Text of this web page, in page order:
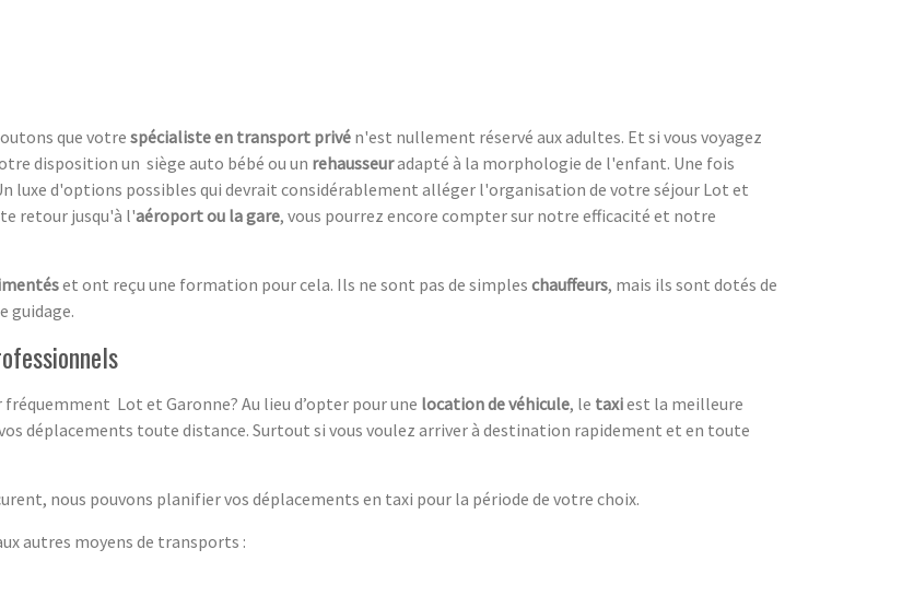
que votre spécialiste en transport privé n'est nullement réservé aux adultes. Et si vous voyagez
disposition un siège auto bébé ou un rehausseuradapté à la morphologie de l'enfant. Une fois
luxe d'options possibles qui devrait considérablement alléger l'organisation de votre séjour Lot et
retour jusqu'à l'aéroport ou la gare, vous pourrez encore compter sur notre efficacité et notre
et ont reçu une formation pour cela. Ils ne sont pas de simples chauffeurs, mais ils sont dotés de
guidage.
Lot et Garonne? Au lieu d’opter pour une location de véhicule, le taxiest la meilleure
déplacements toute distance. Surtout si vous voulez arriver à destination rapidement et en toute
nous pouvons planifier vos déplacements en taxi pour la période de votre choix.
autres moyens de transports :